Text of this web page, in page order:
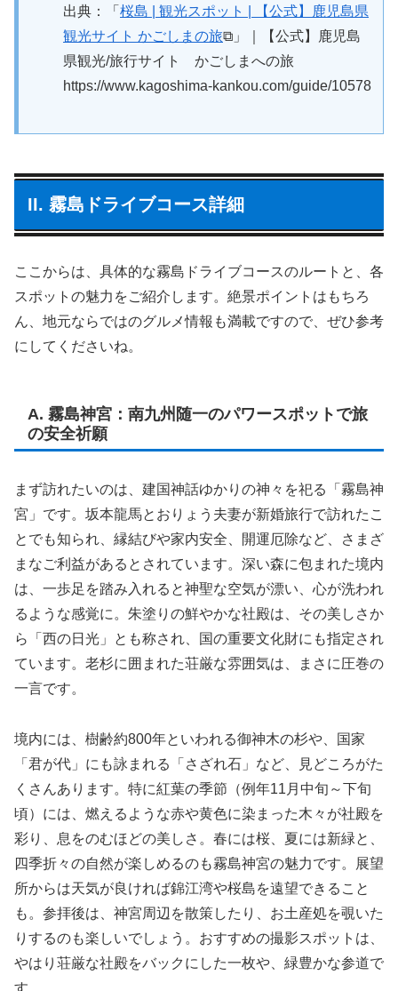
出典：「 桜島 | 観光スポット | 【公式】鹿児島県
観光サイト かごしまの旅⧉」｜【公式】鹿児島
県観光/旅行サイト かごしまへの旅
https://www.kagoshima-kankou.com/guide/10578
II. 霧島ドライブコース詳細
ここからは、具体的な霧島ドライブコースのルートと、各
スポットの魅力をご紹介します。絶景ポイントはもちろ
ん、地元ならではのグルメ情報も満載ですので、ぜひ参考
にしてくださいね。
A. 霧島神宮：南九州随一のパワースポットで旅
の安全祈願
まず訪れたいのは、建国神話ゆかりの神々を祀る「霧島神
宮」です。坂本龍馬とおりょう夫妻が新婚旅行で訪れたこ
とでも知られ、縁結びや家内安全、開運厄除など、さまざ
まなご利益があるとされています。深い森に包まれた境内
は、一歩足を踏み入れると神聖な空気が漂い、心が洗われ
るような感覚に。朱塗りの鮮やかな社殿は、その美しさか
ら「西の日光」とも称され、国の重要文化財にも指定され
ています。老杉に囲まれた荘厳な雰囲気は、まさに圧巻の
一言です。
境内には、樹齢約800年といわれる御神木の杉や、国家
「君が代」にも詠まれる「さざれ石」など、見どころがた
くさんあります。特に紅葉の季節（例年11月中旬～下旬
頃）には、燃えるような赤や黄色に染まった木々が社殿を
彩り、息をのむほどの美しさ。春には桜、夏には新緑と、
四季折々の自然が楽しめるのも霧島神宮の魅力です。展望
所からは天気が良ければ錦江湾や桜島を遠望できること
も。参拝後は、神宮周辺を散策したり、お土産処を覗いた
りするのも楽しいでしょう。おすすめの撮影スポットは、
やはり荘厳な社殿をバックにした一枚や、緑豊かな参道で
す。